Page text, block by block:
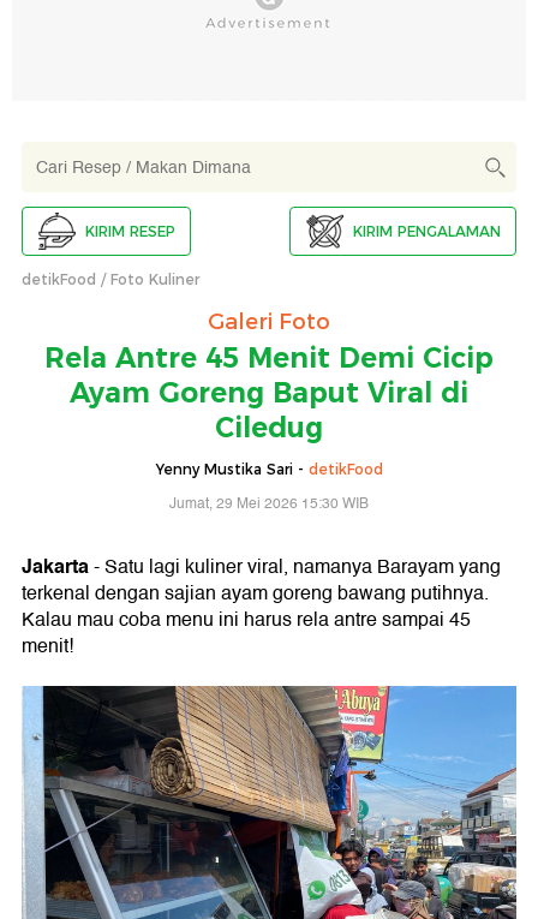
KIRIM RESEP KIRIM PENGALAMAN
detikFood Foto Kuliner
Galeri Foto
Rela Antre 45 Menit Demi Cicip
Ayam Goreng Baput Viral di
Ciledug
Yenny Mustika Sari - detikFood
Jumat, 29 Mei 2026 15:30 WIB
Jakarta- Satu lagi kuliner viral, namanya Barayam yang
terkenal dengan sajian ayam goreng bawang putihnya.
Kalau mau coba menu ini harus rela antre sampai 45
menit!